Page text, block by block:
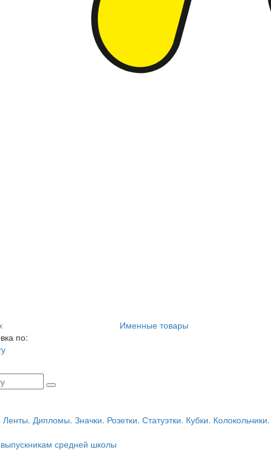
Именные товары
по:
Дипломы. Значки. Розетки. Статуэтки. Кубки.
средней школы